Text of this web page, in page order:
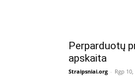
Perparduotų
apskaita
Straipsniai.org - Rgp 10,